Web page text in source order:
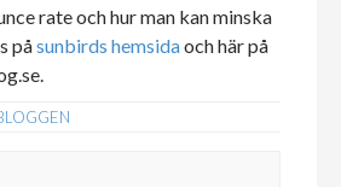
rate och hur man kan minska
påsunbirds hemsidaoch här på